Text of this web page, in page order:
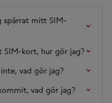
spärrat mitt SIM-
SIM-kort, hur gör jag?
vad gör jag?
vad gör jag?